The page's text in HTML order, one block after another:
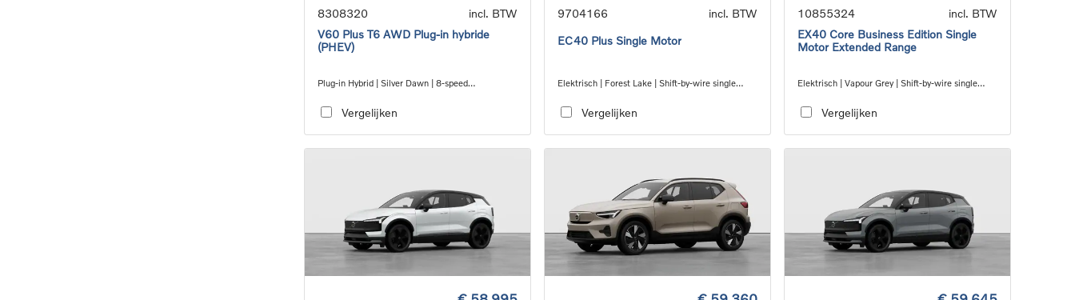
8308320
incl. BTW
V60 Plus T6 AWD Plug-in hybride
(PHEV)
Plug-in Hybrid | Silver Dawn | 8-speed
Vergelijken
9704166
incl. BTW
EC40 Plus Single Motor
Elektrisch | Forest Lake | Shift-by-wire single
Vergelijken
10855324
incl. BTW
EX40 Core Business Edition Single
Motor Extended Range
Elektrisch | Vapour Grey | Shift-by-wire single
Vergelijken